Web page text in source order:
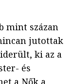
mint százan
jutottak
ki az a
és
a Nők a